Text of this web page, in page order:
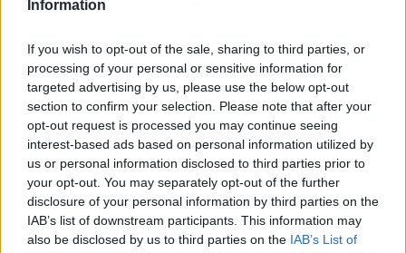
Information
If you wish to opt-out of the sale, sharing to third parties, or
processing of your personal or sensitive information for
targeted advertising by us, please use the below opt-out
section to confirm your selection. Please note that after your
opt-out request is processed you may continue seeing
interest-based ads based on personal information utilized by
us or personal information disclosed to third parties prior to
your opt-out. You may separately opt-out of the further
disclosure of your personal information by third parties on the
IAB’s list of downstream participants. This information may
also be disclosed by us to third parties on the IAB’s List of
Κωδικός προϊόντος:
Μ/Δ
Κατηγορίες:
Jaguar ΕΙΔΗ ΚΟΜΜΩΤΗΡΙΟΥ
Εργαλεία - Tools
ΕΤΑΙΡΕΙΕΣ, Κουρευτικές Μηχανές - Ψαλίδια
Share